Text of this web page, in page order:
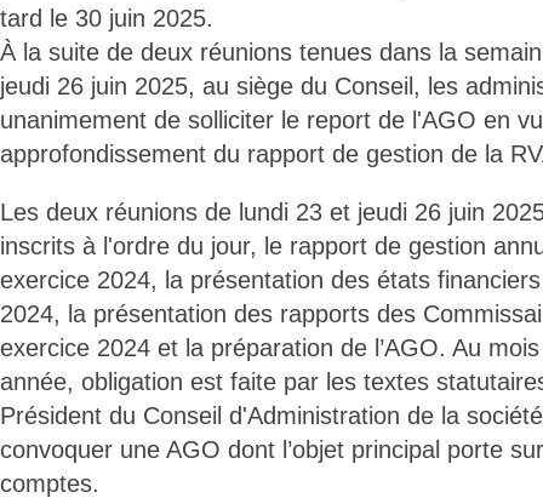
tard le 30 juin 2025.
À la suite de deux réunions tenues dans la
jeudi 26 juin 2025, au siège du Conseil, les
unanimement de solliciter le report de l'AGO en
approfondissement du rapport de gestion de la
Les deux réunions de lundi 23 et jeudi 26 juin
inscrits à l'ordre du jour, le rapport de gestion
exercice 2024, la présentation des états
2024, la présentation des rapports des
exercice 2024 et la préparation de l’AGO. Au
année, obligation est faite par les textes
Président du Conseil d'Administration de la
convoquer une AGO dont l’objet principal porte
comptes.